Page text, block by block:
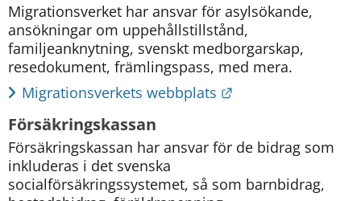
Migrationsverket har ansvar för asylsökande,
ansökningar om uppehållstillstånd,
familjeanknytning, svenskt medborgarskap,
resedokument, främlingspass, med mera.
Migrationsverkets webbplats
Försäkringskassan
Försäkringskassan har ansvar för de bidrag som
inkluderas i det svenska
socialförsäkringssystemet, så som barnbidrag,